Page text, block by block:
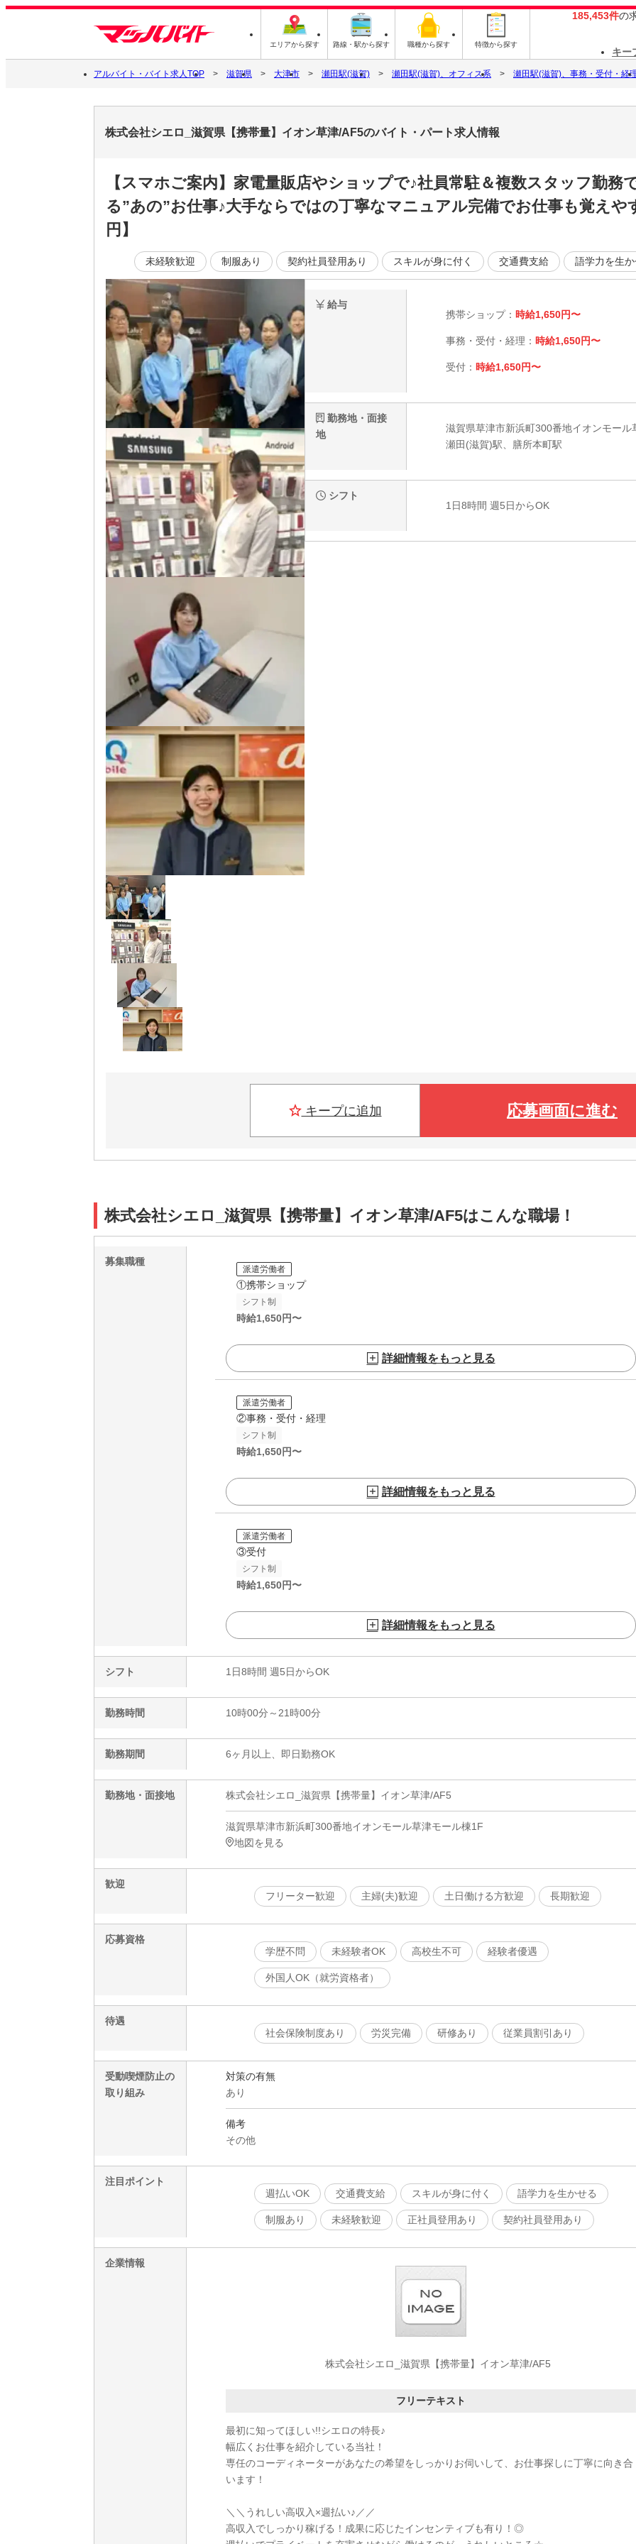
エリアから探す 路線・駅から探す 職種から探す 特徴から探す
185,453件の
キー
アルバイト・バイト求人TOP 滋賀県 大津市 瀬田駅(滋賀) 瀬田駅(滋賀)、オフィス系 瀬田駅(滋賀)、事務・受付・経
株式会社シエロ_滋賀県【携帯量】イオン草津/AF5のバイト・パート求人情報
【スマホご案内】家電量販店やショップで♪社員常駐＆複数スタッフ勤
る”あの”お仕事♪大手ならではの丁寧なマニュアル完備でお仕事も覚え
円】
未経験歓迎 制服あり 契約社員登用あり スキルが身に付く 交通費支給 語学力を生か
給与
携帯ショップ： 時給1,650円〜
事務・受付・経理： 時給1,650円〜
受付： 時給1,650円〜
勤務地・面接
地
滋賀県草津市新浜町300番地イオンモール
瀬田(滋賀)駅、膳所本町駅
シフト
1日8時間 週5日からOK
キープに追加 応募画面に進む
株式会社シエロ_滋賀県【携帯量】イオン草津/AF5はこんな職場！
募集職種
派遣労働者
①携帯ショップ
シフト制
時給1,650円〜
詳細情報をもっと見る
派遣労働者
②事務・受付・経理
シフト制
時給1,650円〜
詳細情報をもっと見る
派遣労働者
③受付
シフト制
時給1,650円〜
詳細情報をもっと見る
シフト 1日8時間 週5日からOK
勤務時間 10時00分～21時00分
勤務期間 6ヶ月以上、即日勤務OK
勤務地・面接地 株式会社シエロ_滋賀県【携帯量】イオン草津/AF5
滋賀県草津市新浜町300番地イオンモール草津モール棟1F
地図を見る
歓迎
フリーター歓迎
主婦(夫)歓迎 土日働ける方歓迎 長期歓迎
応募資格
学歴不問
未経験者OK 高校生不可 経験者優遇
外国人OK（就労資格者）
待遇
社会保険制度あり
労災完備 研修あり 従業員割引あり
受動喫煙防止の
取り組み
対策の有無
あり
備考
その他
注目ポイント
週払いOK
交通費支給 スキルが身に付く 語学力を生かせる
制服あり 未経験歓迎 正社員登用あり 契約社員登用あり
企業情報
株式会社シエロ_滋賀県【携帯量】イオン草津/AF5
フリーテキスト
最初に知ってほしい!!シエロの特長♪
幅広くお仕事を紹介している当社！
専任のコーディネーターがあなたの希望をしっかりお伺いして、お仕事探しに丁寧に向き合
います！
＼＼うれしい高収入×週払い♪／／
高収入でしっかり稼げる！成果に応じたインセンティブも有り！◎